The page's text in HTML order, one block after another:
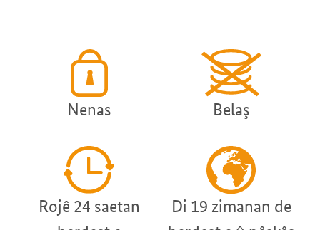
Nenas Belaş
Rojê 24 saetan
Di 19 zimanan de